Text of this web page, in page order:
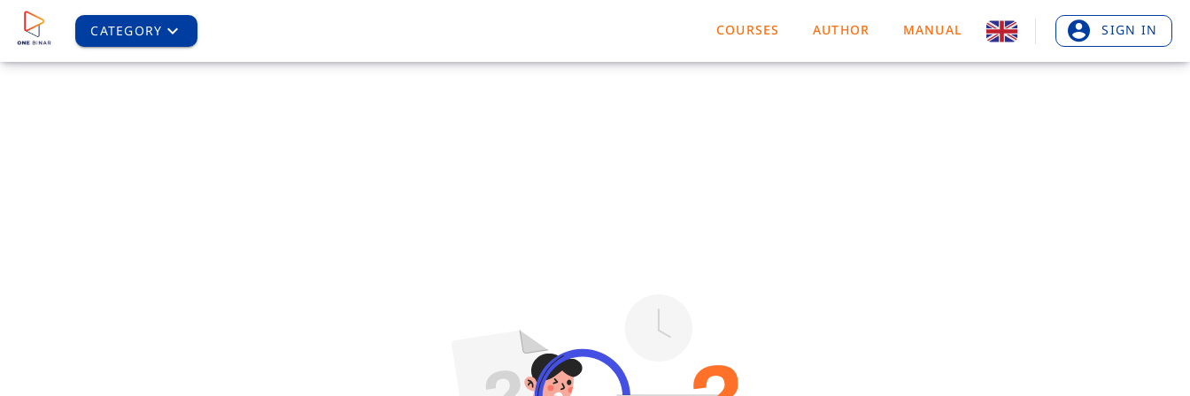
CATEGORY COURSES AUTHOR MANUAL SIGN IN